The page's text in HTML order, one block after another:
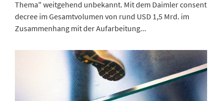
Thema" weitgehend unbekannt. Mit dem Daimler consent
decree im Gesamtvolumen von rund USD 1,5 Mrd. im
Zusammenhang mit der Aufarbeitung...